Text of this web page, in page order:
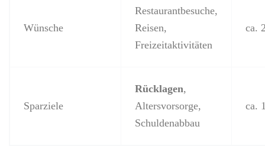
Wünsche
Restaurantbesuche,
Reisen,
Freizeitaktivitäten
ca.
Sparziele
Rücklagen,
Altersvorsorge,
Schuldenabbau
ca.